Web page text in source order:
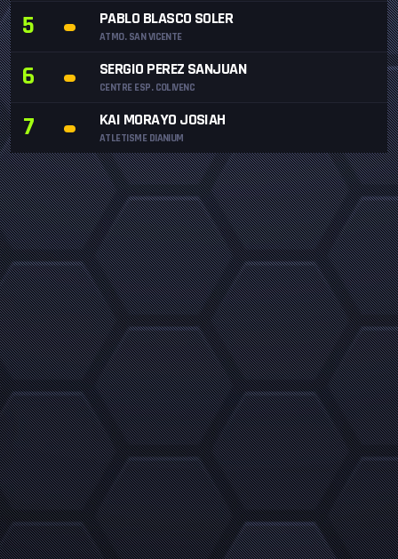
5 PABLO BLASCO SOLER
ATMO. SAN VICENTE
6 SERGIO PEREZ SANJUAN
CENTRE ESP. COLIVENC
7 KAI MORAYO JOSIAH
ATLETISME DIANIUM